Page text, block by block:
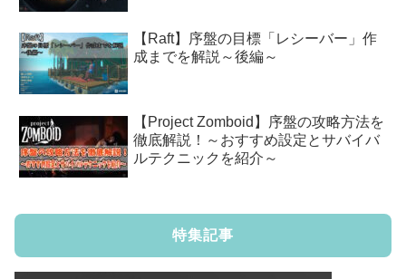
【Raft】序盤の目標「レシーバー」作
成までを解説～後編～
【Project Zomboid】序盤の攻略方法を
徹底解説！～おすすめ設定とサバイバ
ルテクニックを紹介～
特集記事